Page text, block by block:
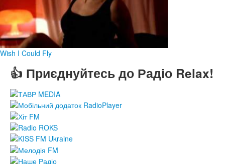
Wish I Could Fly
👍 Приєднуйтесь до Радіо Relax!